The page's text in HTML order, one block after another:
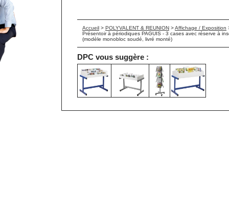
Accueil > POLYVALENT & REUNION >Affichage / Exposition
Présentoir à périodiques PAGUIS - 3 cases avec réserve à
(modèle monobloc soudé, livré monté)
DPC vous suggère :